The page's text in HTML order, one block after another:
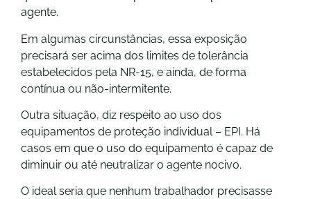
agente.
Em algumas circunstâncias, essa exposição
precisará ser acima dos limites de tolerância
estabelecidos pela NR-15, e ainda, de forma
contínua ou não-intermitente.
Outra situação, diz respeito ao uso dos
equipamentos de proteção individual – EPI. Há
casos em que o uso do equipamento é capaz de
diminuir ou até neutralizar o agente nocivo.
O ideal seria que nenhum trabalhador precisasse